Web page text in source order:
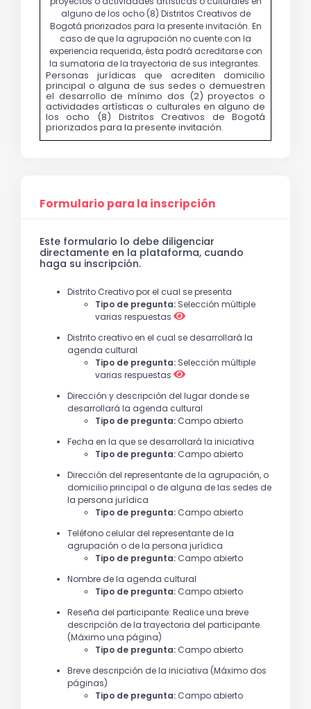
Personas jurídicas que acrediten domicilio
principal o alguna de sus sedes o demuestren
el desarrollo de mínimo dos (2) proyectos o
actividades artísticas o culturales en alguno de
los ocho (8) Distritos Creativos de Bogotá
priorizados para la presente invitación.
Formulario para la inscripción
Este formulario lo debe diligenciar
directamente en la plataforma, cuando
haga su inscripción.
Distrito Creativo por el cual se presenta
Tipo de pregunta: Selección múltiple
varias respuestas
Distrito creativo en el cual se desarrollará la
agenda cultural
Tipo de pregunta: Selección múltiple
varias respuestas
Dirección y descripción del lugar donde se
desarrollará la agenda cultural
Tipo de pregunta: Campo abierto
Fecha en la que se desarrollará la iniciativa
Tipo de pregunta: Campo abierto
Dirección del representante de la agrupación, o
domicilio principal o de alguna de las sedes de
la persona jurídica
Tipo de pregunta: Campo abierto
Teléfono celular del representante de la
agrupación o de la persona jurídica
Tipo de pregunta: Campo abierto
Nombre de la agenda cultural
Tipo de pregunta: Campo abierto
Reseña del participante: Realice una breve
descripción de la trayectoria del participante.
(Máximo una página)
Tipo de pregunta: Campo abierto
Breve descripción de la iniciativa (Máximo dos
páginas)
Tipo de pregunta: Campo abierto